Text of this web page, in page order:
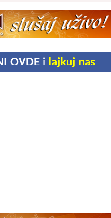
Svetska nedelja dojenja –
Dojenje najbolji početak
Akcija dobrovoljnog davanja
krvi u četvrtak u Vranju
OVDE i lajkuj nas